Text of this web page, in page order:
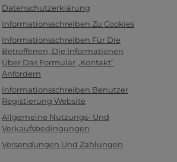
Datenschutzerklärung
Informationsschreiben Zu Cookies
Informationsschreiben Für Die
Betroffenen, Die Informationen
Über Das Formular „Kontakt“
Anfordern
Informationsschreiben Benutzer
Registierung Website
Allgemeine Nutzungs- Und
Verkaufsbedingungen
Versendungen Und Zahlungen